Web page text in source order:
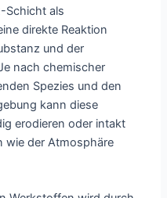
Schicht als
direkte Reaktion
und der
nach chemischer
Spezies und den
kann diese
erodieren oder intakt
wie der Atmosphäre